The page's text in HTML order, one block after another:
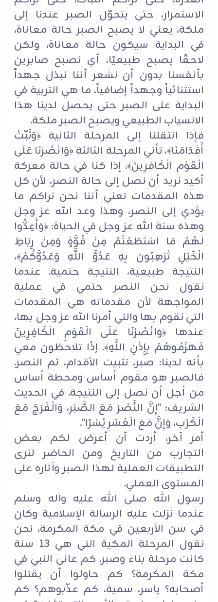
الاستمرار، حتى يتحوّل الصبر عندنا إلى
ملكة، يعني لا يصبح الصبر حالة معاناة،
في البداية سيكون حالة معاناة، ولكن
لاحقًا يصبح طبيعيًا، أي نصبح صابرين
بأنفسنا بدون أن نشعر أننا نبذل جهداً
استثنائياً وجهداً إضافياً، ما هي التربية في
البداية على الصبر حتى يحصل لدينا هذا
الانسياب الطبيعي ويصبح الصبر ملكة.
فإذا انتقلنا إلى المرحلة الثانية ﴿وَثَبِّتْ
أَقْدَامَنَا﴾، تأتي المرحلة الثالثة ﴿وَانْصُرْنَا عَلَى
الْقَوْمِ الْكَافِرِينَ﴾. إذا كنا في حالة معركة
أكيد نريد أن نصل إلى حالة النصر، لأن كل
هذه المقدمات تعني أننا نحن نراكم ما
يؤدي إلى النصر، وهذا وعد الله عز وجل
وهذه سنة الله عز وجل في الحياة: ﴿وَأَعِدُّوا
لَهُمْ مَا اسْتَطَعْتُمْ مِنْ قُوَّةٍ وَمِنْ رِبَاطِ
الْخَيْلِ تُرْهِبُونَ بِهِ عَدُوَّ اللَّهِ وَعَدُوَّكُمْ﴾،
النتيجة طبيعية، النتيجة حتمية. عندما
نقول نحن النصر حتمي في عملية
المواجهة لأن مقدماته هي المقدمات
التي نقوم بها والتي أمرنا الله عز وجل بها،
عندها ﴿وَانْصُرْنَا عَلَى الْقَوْمِ الْكَافِرِينَ
فَهَزَمُوهُمْ بِإِذْنِ اللَّهِ﴾. إذًا تلاحظون معي
بأنه لدينا: صبر، تثبيت الأقدام، ثم النصر.
فالصبر هو مقوم أساس ومحطة أساس
من أجل أن نصل إلى النتيجة. في الحديث
الشريف: "إِنَّ النَّصْرَ مَعَ الصَّبْرِ، وَالْفَرَجَ مَعَ
الْكَرْبِ، وَإِنَّ مَعَ الْعُسْرِ يُسْرًا".
أمر آخر، أردت أن أعرض لكم بعض
التجارب من التاريخ ومن الحاضر لنرى
التطبيقات العملية لهذا الصبر وآثاره على
المستوى العملي.
رسول الله صلى الله عليه وآله وسلم
عندما نزلت عليه الرسالة الإسلامية وكان
في سن الأربعين في مكة المكرمة، نحن
نقول المرحلة المكية التي هي 13 سنة
كانت مرحلة بناء وصبر. كم عانى النبي في
مكة المكرمة؟ كم حاولوا أن يقتلوا
أصحابه؟ ياسر، سمية، كم عذّبوهم؟ كم